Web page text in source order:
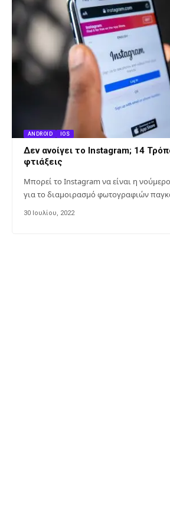
ANDROID IOS
Δεν ανοίγει το Instagram; 14
φτιάξεις
Μπορεί το Instagram να είναι η
για το διαμοιρασμό φωτογραφιών
30 Ιουλίου, 2022